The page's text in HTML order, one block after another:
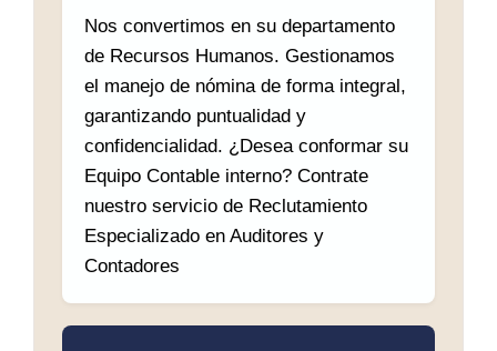
Nos convertimos en su departamento
de Recursos Humanos. Gestionamos
el manejo de nómina de forma integral,
garantizando puntualidad y
confidencialidad. ¿Desea conformar su
Equipo Contable interno? Contrate
nuestro servicio de Reclutamiento
Especializado en Auditores y
Contadores